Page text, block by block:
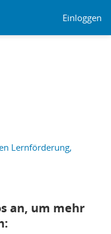
Einloggen
Lernförderung,
an, um mehr